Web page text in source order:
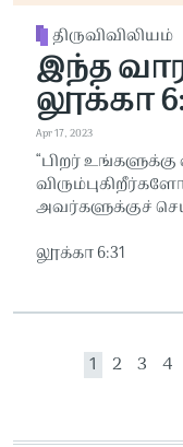
திருவிவிலியம்
இந்த
லூக்கா
Apr 17, 2023
“பிறர்
அவர்களுக்குச்
லூக்கா 6:31
Pagination
Current
1 Page
2 Page
3 4